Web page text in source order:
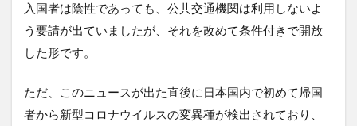
入国者は陰性であっても、公共交通機関は利用しないよ
う要請が出ていましたが、それを改めて条件付きで開放
した形です。
ただ、このニュースが出た直後に日本国内で初めて帰国
者から新型コロナウイルスの変異種が検出されており、